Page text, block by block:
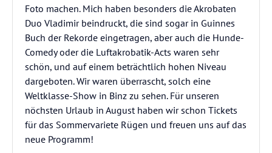
Foto machen. Mich haben besonders die Akrobaten
Duo Vladimir beindruckt, die sind sogar in Guinnes
Buch der Rekorde eingetragen, aber auch die Hunde-
Comedy oder die Luftakrobatik-Acts waren sehr
schön, und auf einem beträchtlich hohen Niveau
dargeboten. Wir waren überrascht, solch eine
Weltklasse-Show in Binz zu sehen. Für unseren
nöchsten Urlaub in August haben wir schon Tickets
für das Sommervariete Rügen und freuen uns auf das
neue Programm!